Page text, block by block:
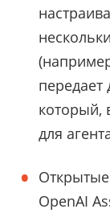
передает
который,
для
OpenAI